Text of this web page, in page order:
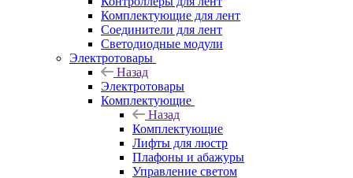
Комплектующие для лент
Соединители для лент
Светодиодные модули
Электротовары
Назад
Электротовары
Комплектующие
Назад
Комплектующие
Лифты для люстр
Плафоны и абажуры
Управление светом